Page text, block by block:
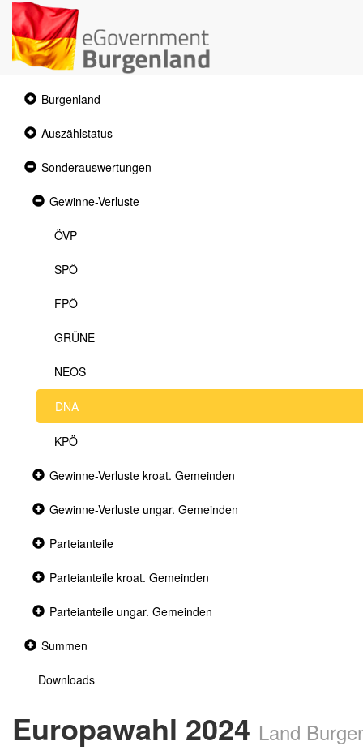
Collapsed
section
Burgenland
Collapsed
Auszählstatus
Expanded
Sonderauswertungen
Expanded
Gewinne-Verluste
ÖVP
SPÖ
FPÖ
GRÜNE
NEOS
DNA
KPÖ
Collapsed
Gewinne-Verluste kroat. Gemeinden
Collapsed
Gewinne-Verluste ungar. Gemeinden
Collapsed
Parteianteile
Collapsed
Parteianteile kroat. Gemeinden
Collapsed
Parteianteile ungar. Gemeinden
Collapsed
Summen
Downloads
Europawahl 2024 Land